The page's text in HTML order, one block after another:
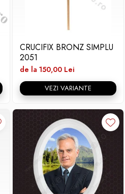
CRUCIFIX BRONZ SIMPLU
2051
de la 150,00 Lei
VEZI VARIANTE